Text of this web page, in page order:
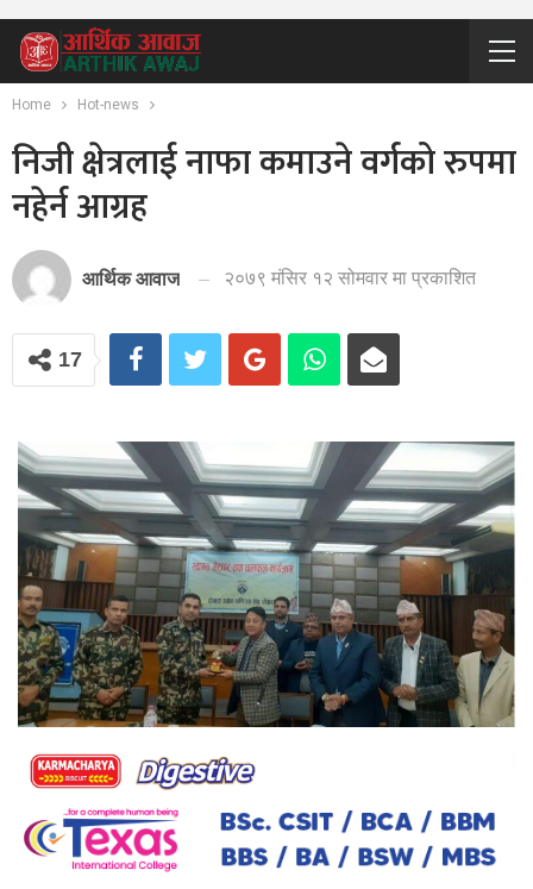
Home Hot-news
निजी क्षेत्रलाई नाफा कमाउने वर्गको रुपमा
नहेर्न आग्रह
आर्थिक आवाज २०७९ मंसिर १२ सोमवार मा प्रकाशित
17